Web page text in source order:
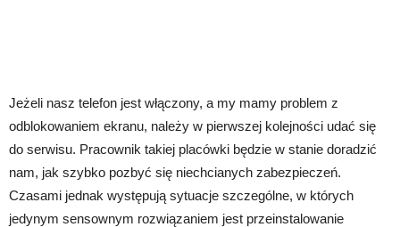
Jeżeli nasz telefon jest włączony, a my mamy problem z
odblokowaniem ekranu, należy w pierwszej kolejności udać się
do serwisu. Pracownik takiej placówki będzie w stanie doradzić
nam, jak szybko pozbyć się niechcianych zabezpieczeń.
Czasami jednak występują sytuacje szczególne, w których
jedynym sensownym rozwiązaniem jest przeinstalowanie